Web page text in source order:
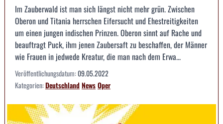
Im Zauberwald ist man sich längst nicht mehr grün. Zwischen
Oberon und Titania herrschen Eifersucht und Ehestreitigkeiten
um einen jungen indischen Prinzen. Oberon sinnt auf Rache und
beauftragt Puck, ihm jenen Zaubersaft zu beschaffen, der Männer
wie Frauen in jedwede Kreatur, die man nach dem Erwa...
Veröffentlichungsdatum:09.05.2022
Kategorien:DeutschlandNewsOper